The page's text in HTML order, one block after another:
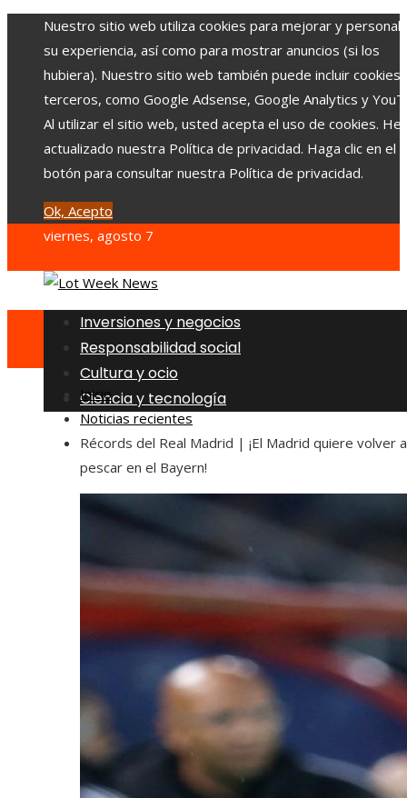
Nuestro sitio web utiliza cookies para mejorar y
su experiencia, así como para mostrar anuncios (si los
hubiera). Nuestro sitio web también puede incluir cookies
terceros, como Google Adsense, Google Analytics y
Al utilizar el sitio web, usted acepta el uso de cookies.
actualizado nuestra Política de privacidad. Haga clic en el
botón para consultar nuestra Política de privacidad.
Ok, Acepto
viernes, agosto 7
Inversiones y negocios
Responsabilidad social
Cultura y ocio
Ciencia y tecnología
Inicio
Noticias recientes
Récords del Real Madrid | ¡El Madrid quiere volver a
pescar en el Bayern!